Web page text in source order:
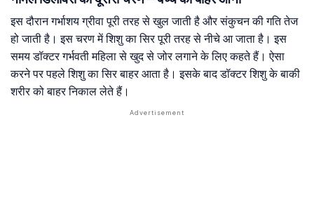
इस दौरान गर्भाशय ग्रीवा पूरी तरह से खुल जाती है और संकुचन की गति तेज
हो जाती है। इस चरण में शिशु का सिर पूरी तरह से नीचे आ जाता है। इस
समय डॉक्टर गर्भवती महिला से खुद से जोर लगाने के लिए कहते हैं। ऐसा
करने पर पहले शिशु का सिर बाहर आता है। इसके बाद डॉक्टर शिशु के बाकी
शरीर को बाहर निकाल लेते हैं।